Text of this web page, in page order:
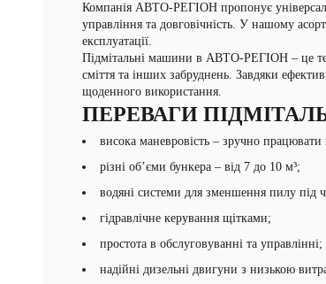
Компанія АВТО-РЕГІОН пропонує
управління та довговічність. У нашому
експлуатації.
Підмітальні машини в АВТО-РЕГІОН – це
сміття та інших забруднень. Завдяки
щоденного використання.
ПЕРЕВАГИ
висока маневровість – зручно
різні об’єми бункера – від 7 до 10 м³;
водяні системи для зменшення пилу під
гідравлічне керування щітками;
простота в обслуговуванні та управлінні;
надійні дизельні двигуни з низькою